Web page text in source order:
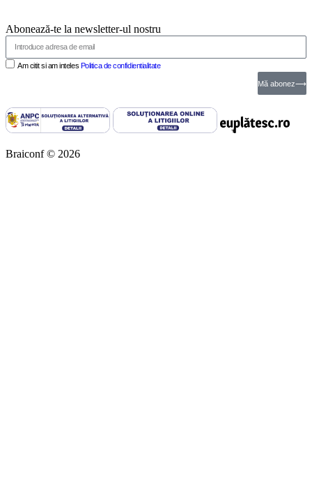
Abonează-te la newsletter-ul nostru
Am citit si am inteles Politica de confidientialitate
Mă abonez⟶
Braiconf © 2026